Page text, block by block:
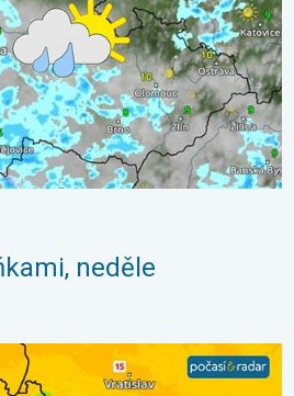
neděle
dorazí fronta. Výhled počasí. . .